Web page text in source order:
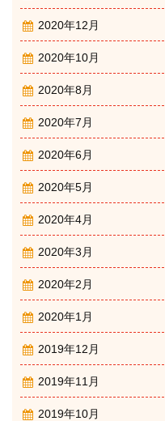
2020年12月
2020年10月
2020年8月
2020年7月
2020年6月
2020年5月
2020年4月
2020年3月
2020年2月
2020年1月
2019年12月
2019年11月
2019年10月